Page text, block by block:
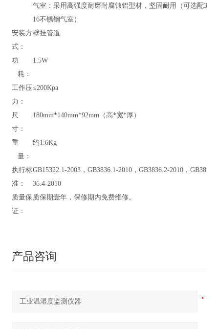
气室：采用高强度耐磨耐腐蚀铝型材，坚固耐用（可选配3
16不锈钢气室）
安装方
式：
壁挂管道
功
耗：
1.5W
工作压
力：
≤200Kpa
尺
寸：
180mm*140mm*92mm（高*宽*厚）
重
量：
约1.6Kg
执行标
准：
GB15322.1-2003，GB3836.1-2010，GB3836.2-2010，GB38
36.4-2010
质量保
证：
质保期壹年，保修期内免费维修。
产品咨询